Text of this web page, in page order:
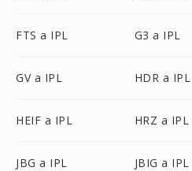
FTS a IPL G3 a IPL
GV a IPL HDR a IPL
HEIF a IPL HRZ a IPL
JBG a IPL JBIG a IPL